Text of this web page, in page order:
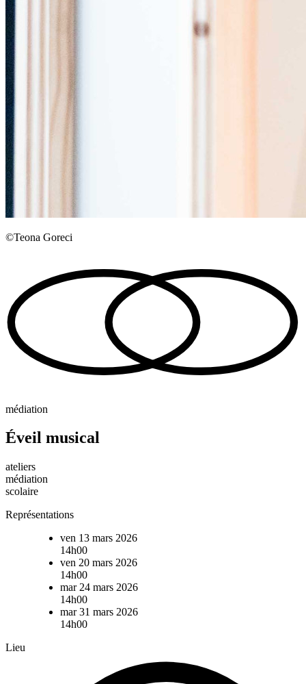
©Teona Goreci
médiation
Éveil musical
ateliers
médiation
scolaire
Représentations
ven 13 mars 2026
14h00
ven 20 mars 2026
14h00
mar 24 mars 2026
14h00
mar 31 mars 2026
14h00
Lieu